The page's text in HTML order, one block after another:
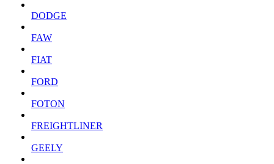
DODGE
FAW
FIAT
FORD
FOTON
FREIGHTLINER
GEELY